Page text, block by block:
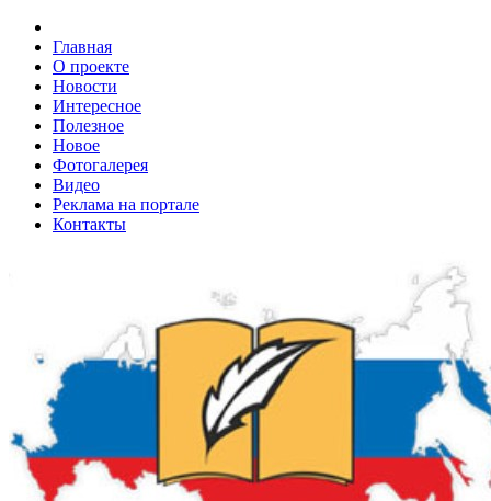
Главная
О проекте
Новости
Интересное
Полезное
Новое
Фотогалерея
Видео
Реклама на портале
Контакты